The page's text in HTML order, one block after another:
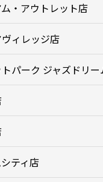
・アウトレット店
ィレッジ店
パーク ジャズドリ
ティ店